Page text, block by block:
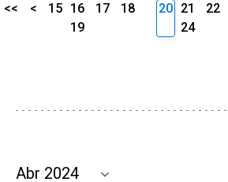
<< < 15 16 17
18
19
20 21 22
24